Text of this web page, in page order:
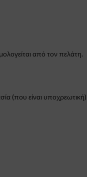
από τον πελάτη.
(που είναι υποχρεωτική)